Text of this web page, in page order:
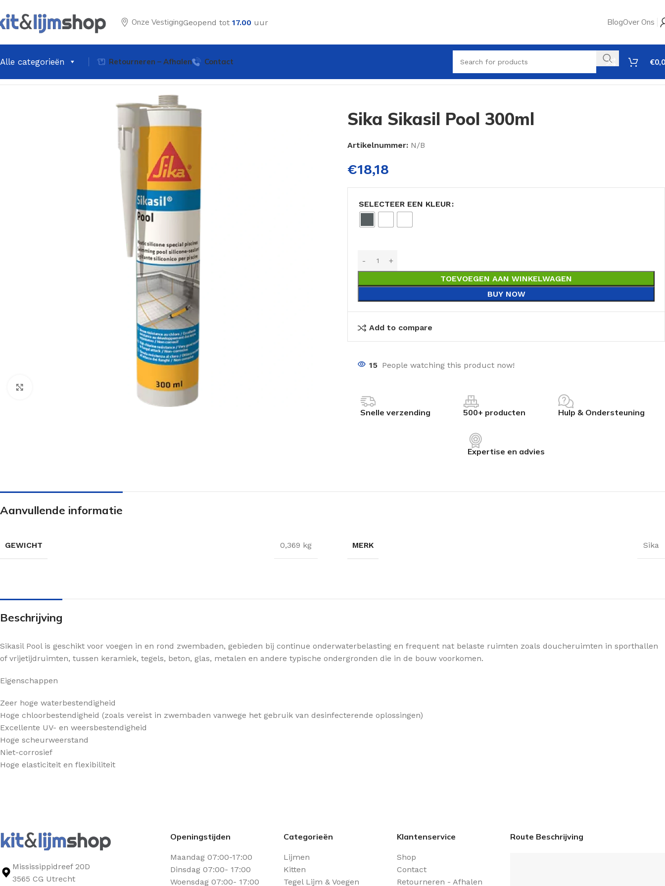
Onze VestigingGeopend tot 17.00 uur BlogOver Ons
Alle categorieën Retourneren – Afhalen Contact €
Sika Sikasil Pool 300ml
Artikelnummer: N/B
€18,18
SELECTEER EEN KLEUR
TOEVOEGEN AAN WINKELWAGEN
BUY NOW
Add to compare
15 People watching this product now!
Snelle verzending 500+ producten Hulp & Ondersteuning
Expertise en advies
Aanvullende informatie
GEWICHT 0,369 kg MERK Sika
Beschrijving
Sikasil Pool is geschikt voor voegen in en rond zwembaden, gebieden bij continue onderwaterbelasting en frequent nat belaste ruimten zoals doucheruimten in sporthallen
of vrijetijdruimten, tussen keramiek, tegels, beton, glas, metalen en andere typische ondergronden die in de bouw voorkomen.
Eigenschappen
Zeer hoge waterbestendigheid
Hoge chloorbestendigheid (zoals vereist in zwembaden vanwege het gebruik van desinfecterende oplossingen)
Excellente UV- en weersbestendigheid
Hoge scheurweerstand
Niet-corrosief
Hoge elasticiteit en flexibiliteit
Mississippidreef 20D
3565 CG Utrecht
Openingstijden
Maandag 07:00-17:00
Dinsdag 07:00- 17:00
Woensdag 07:00- 17:00
Categorieën
Lijmen
Kitten
Tegel Lijm & Voegen
Klantenservice
Shop
Contact
Retourneren - Afhalen
Route Beschrijving